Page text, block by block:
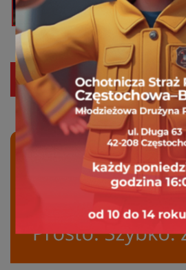
Następny